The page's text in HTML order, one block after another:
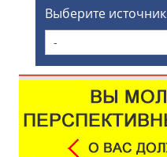
Выберите источник
-